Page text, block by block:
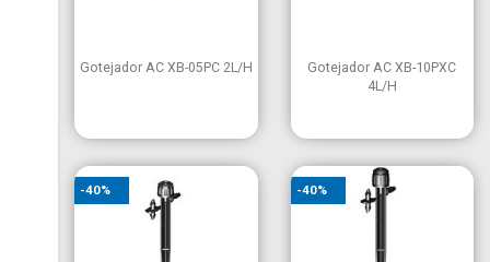
 Vista rápida
Gotejador AC XB-05PC 2L/h Vista rápida
Gotejador AC XB-10PXC
4L/h
-40% -40%